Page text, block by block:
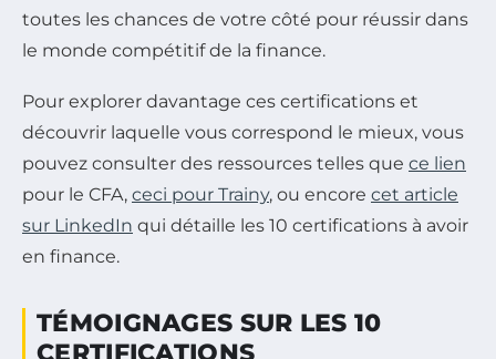
toutes les chances de votre côté pour réussir dans
le monde compétitif de la finance.
Pour explorer davantage ces certifications et
découvrir laquelle vous correspond le mieux, vous
pouvez consulter des ressources telles que ce lien
pour le CFA, ceci pour Trainy, ou encore cet article
sur LinkedIn qui détaille les 10 certifications à avoir
en finance.
TÉMOIGNAGES SUR LES 10
CERTIFICATIONS